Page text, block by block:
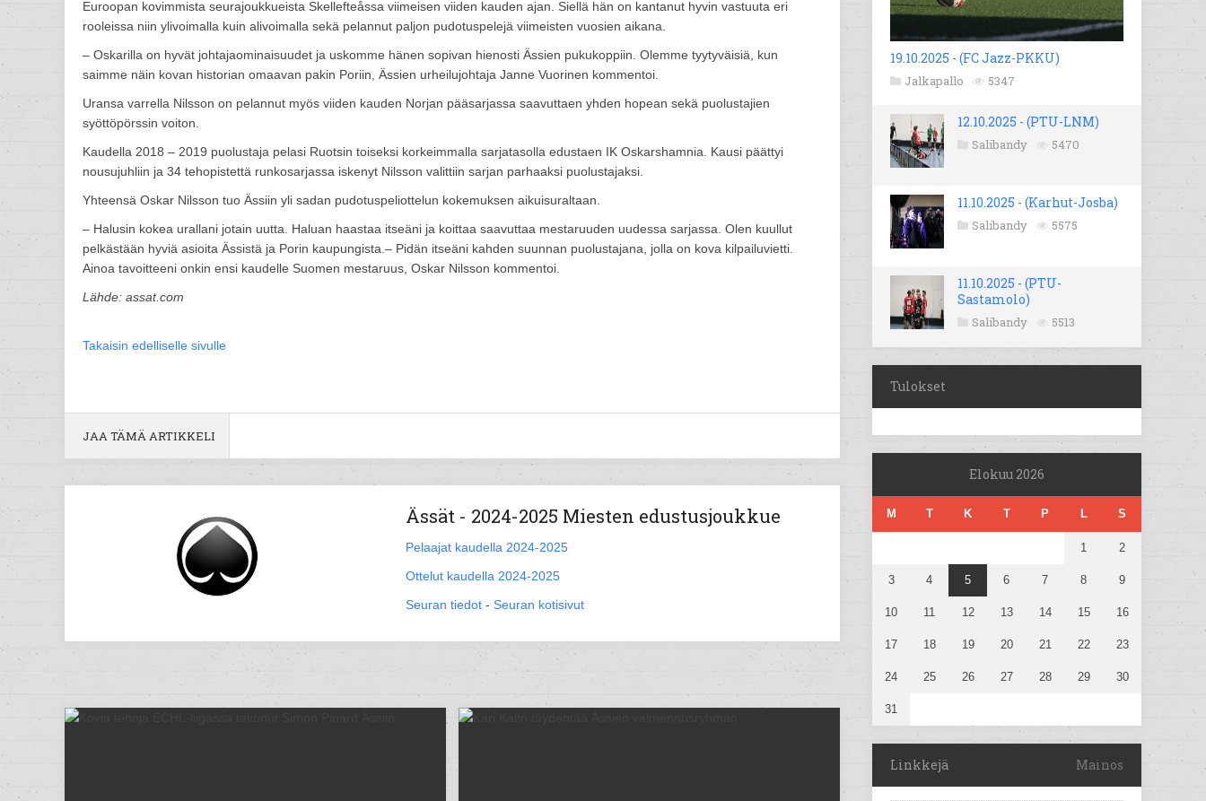
Euroopan kovimmista seurajoukkueista Skellefteåssa viimeisen viiden kauden ajan. Siellä hän on kantanut hyvin vastuuta eri
rooleissa niin ylivoimalla kuin alivoimalla sekä pelannut paljon pudotuspelejä viimeisten vuosien aikana.
– Oskarilla on hyvät johtajaominaisuudet ja uskomme hänen sopivan hienosti Ässien pukukoppiin. Olemme tyytyväisiä, kun
saimme näin kovan historian omaavan pakin Poriin, Ässien urheilujohtaja Janne Vuorinen kommentoi.
Uransa varrella Nilsson on pelannut myös viiden kauden Norjan pääsarjassa saavuttaen yhden hopean sekä puolustajien
syöttöpörssin voiton.
Kaudella 2018 – 2019 puolustaja pelasi Ruotsin toiseksi korkeimmalla sarjatasolla edustaen IK Oskarshamnia. Kausi päättyi
nousujuhliin ja 34 tehopistettä runkosarjassa iskenyt Nilsson valittiin sarjan parhaaksi puolustajaksi.
Yhteensä Oskar Nilsson tuo Ässiin yli sadan pudotuspeliottelun kokemuksen aikuisuraltaan.
– Halusin kokea urallani jotain uutta. Haluan haastaa itseäni ja koittaa saavuttaa mestaruuden uudessa sarjassa. Olen kuullut
pelkästään hyviä asioita Ässistä ja Porin kaupungista.– Pidän itseäni kahden suunnan puolustajana, jolla on kova kilpailuvietti.
Ainoa tavoitteeni onkin ensi kaudelle Suomen mestaruus, Oskar Nilsson kommentoi.
Lähde: assat.com
Takaisin edelliselle sivulle
JAA TÄMÄ ARTIKKELI
Ässät - 2024-2025 Miesten edustusjoukkue
Pelaajat kaudella 2024-2025
Ottelut kaudella 2024-2025
Seuran tiedot - Seuran kotisivut
19.10.2025 - (FC Jazz-PKKU)
Jalkapallo 5347
12.10.2025 - (PTU-LNM)
Salibandy 5470
11.10.2025 - (Karhut-Josba)
Salibandy 5575
11.10.2025 - (PTU-
Sastamolo)
Salibandy 5513
Tulokset
Elokuu 2026
M T K T P L S
1 2
3 4 5 6 7 8 9
10 11 12 13 14 15 16
17 18 19 20 21 22 23
24 25 26 27 28 29 30
31
Linkkejä Mainos